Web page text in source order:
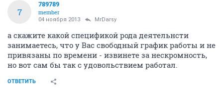
7
789789
member
04 ноября 2013 MrDarsy
а скажите какой спецификой рода деятельнсти
занимаетесь, что у Вас свободный график работы и не
привязаны по времени - извинете за нескромность,
но вот сам бы так с удовольствием работал.
ОТВЕТИТЬ